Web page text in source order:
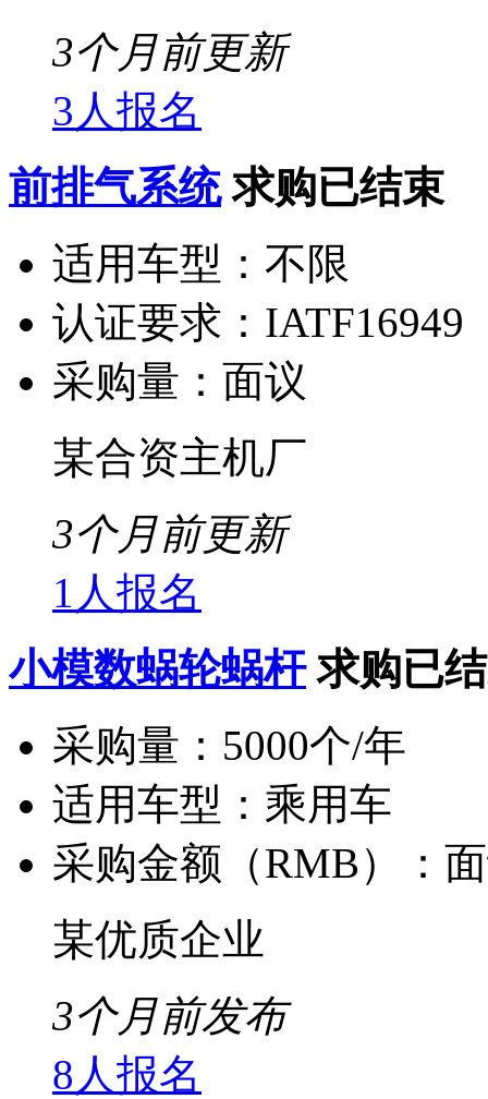
3个月前更新
3人报名
前排气系统 求购已结束
适用车型： 不限
认证要求： IATF16949
采购量： 面议
某合资主机厂
3个月前更新
1人报名
小模数蜗轮蜗杆 求购已
采购量： 5000个/年
适用车型： 乘用车
采购金额（RMB）：
某优质企业
3个月前发布
8人报名